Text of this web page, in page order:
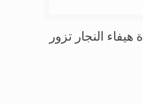
النجار تزور